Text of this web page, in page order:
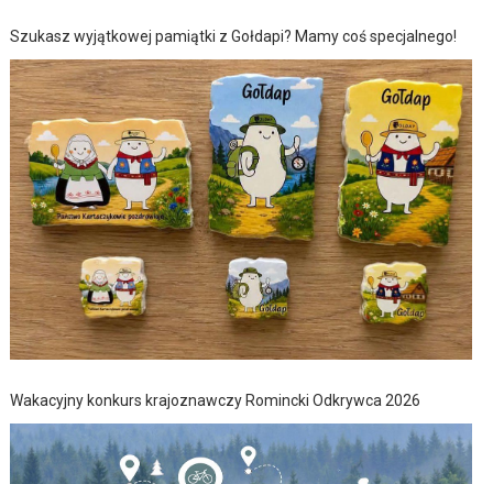
Szukasz wyjątkowej pamiątki z Gołdapi? Mamy coś specjalnego!
Wakacyjny konkurs krajoznawczy Romincki Odkrywca 2026